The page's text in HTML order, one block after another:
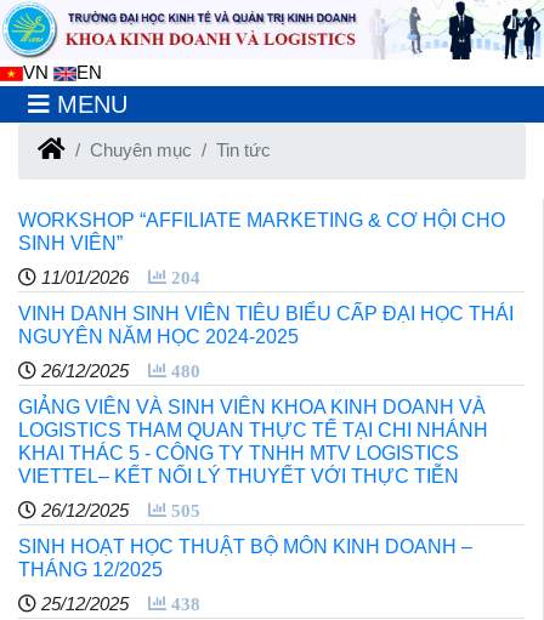
VN EN
MENU
Chuyên mục Tin tức
WORKSHOP “AFFILIATE MARKETING & CƠ HỘI CHO
SINH VIÊN”
11/01/2026
204
VINH DANH SINH VIÊN TIÊU BIỂU CẤP ĐẠI HỌC THÁI
NGUYÊN NĂM HỌC 2024-2025
26/12/2025
480
GIẢNG VIÊN VÀ SINH VIÊN KHOA KINH DOANH VÀ
LOGISTICS THAM QUAN THỰC TẾ TẠI CHI NHÁNH
KHAI THÁC 5 - CÔNG TY TNHH MTV LOGISTICS
VIETTEL– KẾT NỐI LÝ THUYẾT VỚI THỰC TIỄN
26/12/2025
505
SINH HOẠT HỌC THUẬT BỘ MÔN KINH DOANH –
THÁNG 12/2025
25/12/2025
438